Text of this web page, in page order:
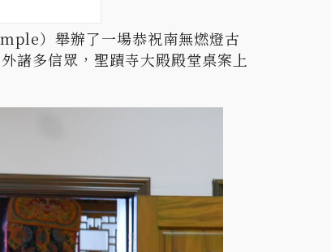
）舉辦了一場恭祝南無燃燈古
諸多信眾，聖蹟寺大殿殿堂桌案上